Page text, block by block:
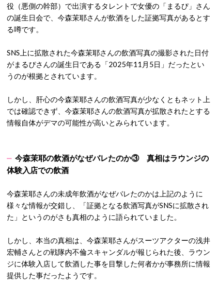
役（悪側の幹部）で出演するタレントで女優の「まるぴ」さん
の誕生日会で、今森茉耶さんが飲酒をした証拠写真があるとす
る噂です。
SNS上に拡散された今森茉耶さんの飲酒写真の撮影された日付
がまるぴさんの誕生日である「2025年11月5日」だったとい
うのが根拠とされています。
しかし、肝心の今森茉耶さんの飲酒写真が少なくともネット上
では確認できず、今森茉耶さんの飲酒写真が拡散されたとする
情報自体がデマの可能性が高いとみられています。
今森茉耶の飲酒がなぜバレたのか③ 真相はラウンジの
体験入店での飲酒
今森茉耶さんの未成年飲酒がなぜバレたのかは上記のように
様々な情報が交錯し、「証拠となる飲酒写真がSNSに拡散され
た」というのがさも真相のように語られていました。
しかし、本当の真相は、今森茉耶さんがスーツアクターの浅井
宏輔さんとの戦隊内不倫スキャンダルが報じられた後、ラウン
ジに体験入店して飲酒した事を目撃した何者かが事務所に情報
提供した事だったようです。